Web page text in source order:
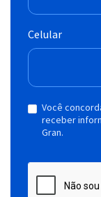
Celular
Você
receber
Gran.